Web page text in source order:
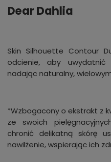
Dear Dahlia
Skin Silhouette Contour
odcienie, aby
nadając naturalny,
*Wzbogacony o ekstrakt z
ze swoich
chronić delikatną skórę
nawilżenie, wspierając ich